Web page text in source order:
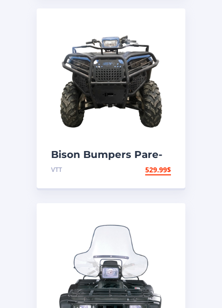
Bison Bumpers Pare-
chocs Hunter Avant –
VTT 529.99$